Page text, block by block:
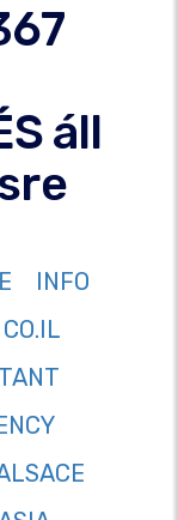
áll
INFO
CO.IL